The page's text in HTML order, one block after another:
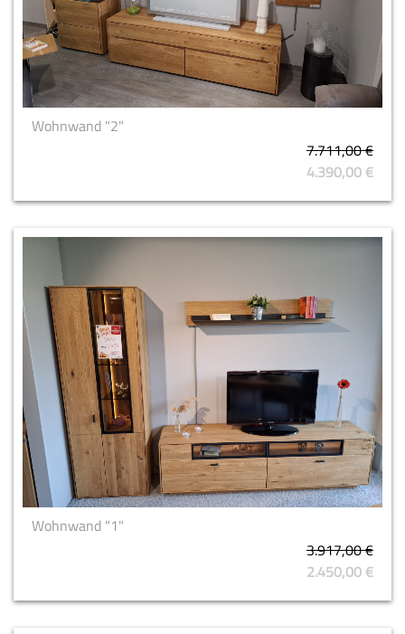
Wohnwand "2"
7.711,00 €
4.390,00 €
Wohnwand "1"
3.917,00 €
2.450,00 €